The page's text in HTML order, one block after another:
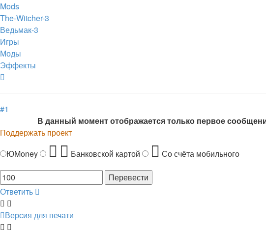
Mods
The-Witcher-3
Ведьмак-3
Игры
Моды
Эффекты
#1
В данный момент отображается только первое
Поддержать проект
ЮMoney
Банковской картой Со счёта мобильного
Ответить
Версия для печати